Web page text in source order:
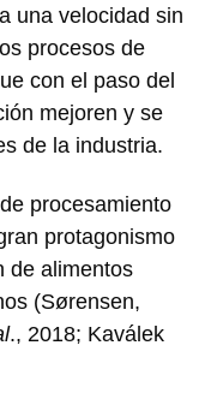
una velocidad sin
procesos de
con el paso del
mejoren y se
de la industria.
procesamiento
protagonismo
de alimentos
(Sørensen,
., 2018; Kaválek